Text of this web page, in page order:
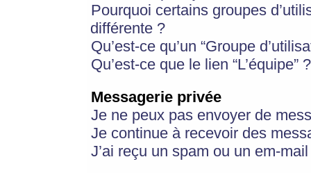
Pourquoi certains groupes
différente ?
Qu’est-ce qu’un “Groupe
Qu’est-ce que le lien “L’équipe” ?
Messagerie privée
Je ne peux pas envoyer de
Je continue à recevoir des
J’ai reçu un spam ou un em-